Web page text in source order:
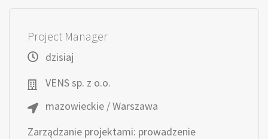
Project Manager
dzisiaj
VENS sp. z o.o.
mazowieckie / Warszawa
Zarządzanie projektami: prowadzenie